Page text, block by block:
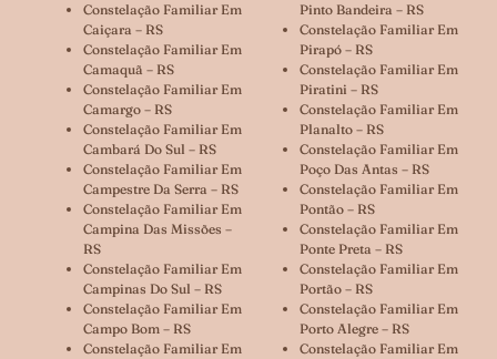
Constelação Familiar Em
Caiçara – RS
Constelação Familiar Em
Camaquã – RS
Constelação Familiar Em
Camargo – RS
Constelação Familiar Em
Cambará Do Sul – RS
Constelação Familiar Em
Campestre Da Serra – RS
Constelação Familiar Em
Campina Das Missões –
RS
Constelação Familiar Em
Campinas Do Sul – RS
Constelação Familiar Em
Campo Bom – RS
Constelação Familiar Em
Pinto Bandeira – RS
Constelação Familiar Em
Pirapó – RS
Constelação Familiar Em
Piratini – RS
Constelação Familiar Em
Planalto – RS
Constelação Familiar Em
Poço Das Antas – RS
Constelação Familiar Em
Pontão – RS
Constelação Familiar Em
Ponte Preta – RS
Constelação Familiar Em
Portão – RS
Constelação Familiar Em
Porto Alegre – RS
Constelação Familiar Em